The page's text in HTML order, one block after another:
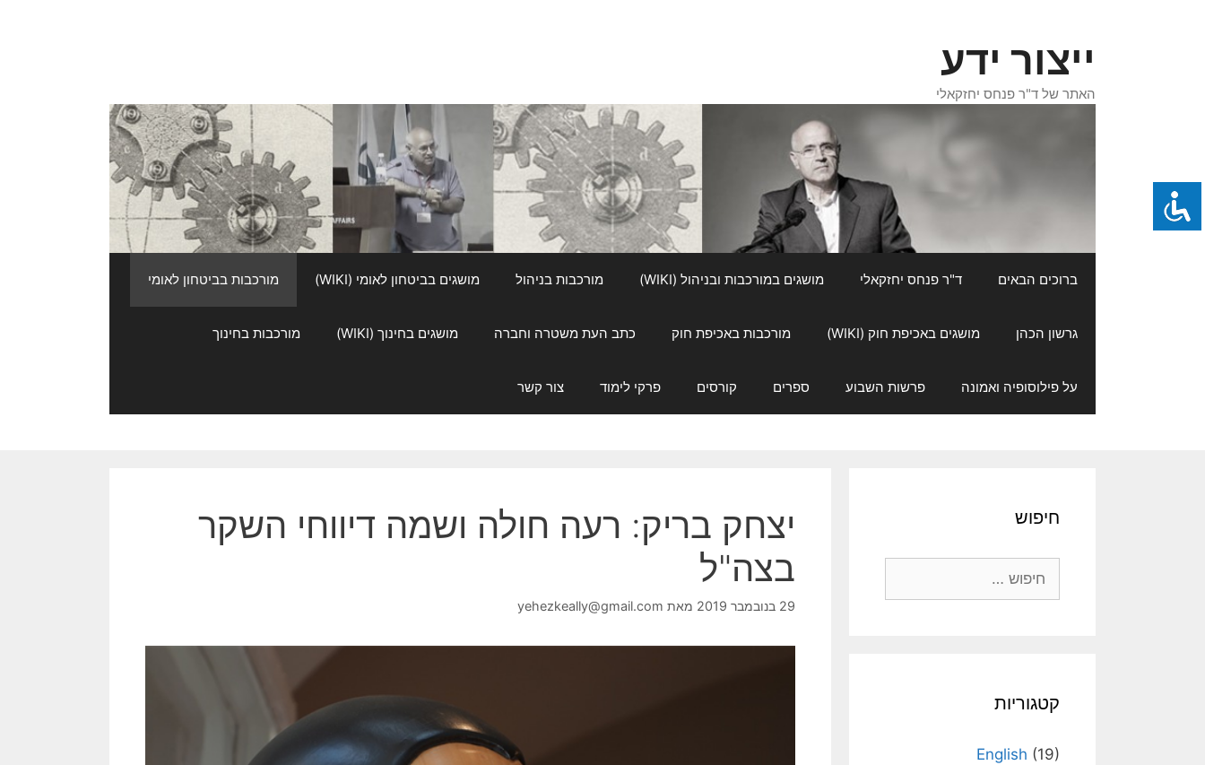
ייצור ידע
האתר של ד"ר פנחס יחזקאלי
ברוכים הבאים ד"ר פנחס יחזקאלי מושגים במורכבות ובניהול (WIKI) מורכבות בניהול מושגים בביטחון לאומי (WIKI) מורכבות בביטחון לאומי
גרשון הכהן מושגים באכיפת חוק (WIKI) מורכבות באכיפת חוק כתב העת משטרה וחברה מושגים בחינוך (WIKI) מורכבות בחינוך
על פילוסופיה ואמונה פרשות השבוע ספרים קורסים פרקי לימוד צור קשר
יצחק בריק: רעה חולה ושמה דיווחי השקר
בצה"ל
29 בנובמבר 2019 מאת yehezkeally@gmail.com
חיפוש
קטגוריות
English (19)